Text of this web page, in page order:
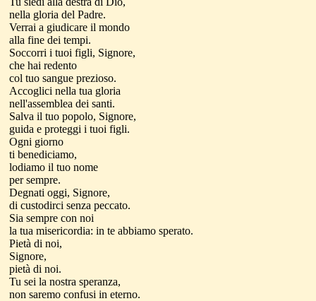
nella gloria del Padre.
Verrai a giudicare il mondo
alla fine dei tempi.
Soccorri i tuoi figli, Signore,
che hai redento
col tuo sangue prezioso.
Accoglici nella tua gloria
nell'assemblea dei santi.
Salva il tuo popolo, Signore,
guida e proteggi i tuoi figli.
Ogni giorno
ti benediciamo,
lodiamo il tuo nome
per sempre.
Degnati oggi, Signore,
di custodirci senza peccato.
Sia sempre con noi
la tua misericordia: in te abbiamo sperato.
Pietà di noi,
Signore,
pietà di noi.
Tu sei la nostra speranza,
non saremo confusi in eterno.